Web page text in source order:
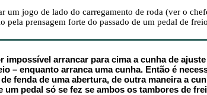
um jogo de lado do carregamento de roda (ver o
pela prensagem forte do passado de um pedal de
impossível arrancar para cima a cunha de
– enquanto arranca uma cunha. Então é
fenda de uma abertura, de outra maneira a
um pedal só se fez se ambos os tambores de